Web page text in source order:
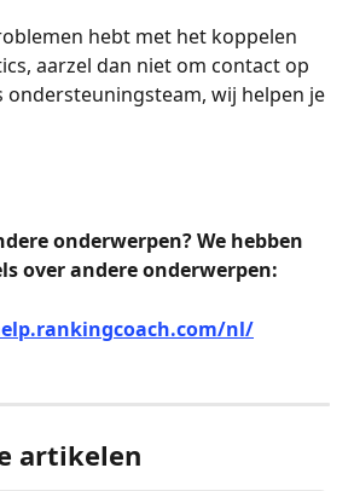
hebt met het koppelen
aarzel dan niet om contact op
ondersteuningsteam, wij helpen je
onderwerpen? We hebben
over andere onderwerpen:
nl/
artikelen